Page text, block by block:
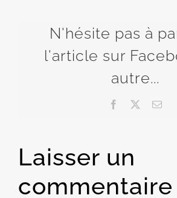
N'hésite pas à
l'article sur
autre...
Facebook
Laisser un
commentaire